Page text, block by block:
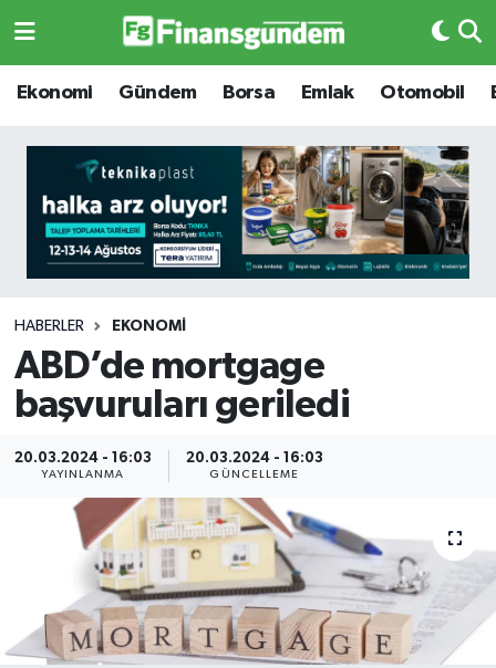
Ekonomi Gündem Borsa Emlak Otomobil
HABERLER EKONOMI
ABD’de mortgage
başvuruları geriledi
20.03.2024 - 16:03
YAYINLANMA
20.03.2024 - 16:03
GÜNCELLEME
Ekonomi
Borsa
Emlak
Otomobil
Gizlilik Sözleşmesi
Hakkımızda
İletişim
Künye
Yasal Uyarı
Ekonomi
Borsa
Emlak
Emtia
BITCOIN
Yapay Zeka